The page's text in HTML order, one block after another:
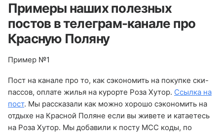
Примеры наших полезных
постов в телеграм-канале про
Красную Поляну
Пример №1
Пост на канале про то, как сэкономить на покупке ски-
пассов, оплате жилья на курорте Роза Хутор. Ссылка на
пост. Мы рассказали как можно хорошо сэкономить на
отдыхе на Красной Поляне если вы живете и катаетесь
на Роза Хутор. Мы добавили к посту MCC коды, по